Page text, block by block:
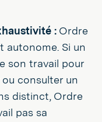
: Ordre
autonome. Si un
son travail pour
consulter un
distinct, Ordre
pas sa